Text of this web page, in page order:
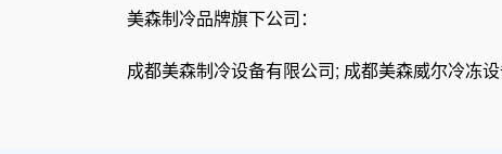
美森制冷品牌旗下公司：
成都美森制冷设备有限公司; 成都美森威尔冷冻